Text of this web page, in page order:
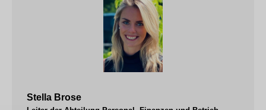
Stella Brose